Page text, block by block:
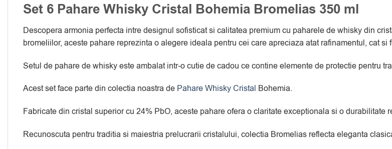
Set 6 Pahare Whisky Cristal Bohemia Bromelias 350 ml
Descopera armonia perfecta intre designul sofisticat si calitatea premium cu paharele de whisky din
bromeliilor, aceste pahare reprezinta o alegere ideala pentru cei care apreciaza atat rafinamentul, cat si
Setul de pahare de whisky este ambalat intr-o cutie de cadou ce contine elemente de protectie pentru
Acest set face parte din colectia noastra de Pahare Whisky Cristal Bohemia.
Fabricate din cristal superior cu 24% PbO, aceste pahare ofera o claritate exceptionala si o durabilitate
Recunoscuta pentru traditia si maiestria prelucrarii cristalului, colectia Bromelias reflecta eleganta